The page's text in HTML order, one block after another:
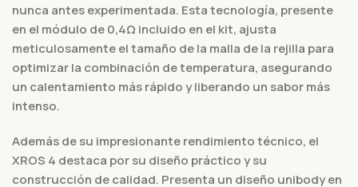
nunca antes experimentada. Esta tecnología, presente
en el módulo de 0,4Ω incluido en el kit, ajusta
meticulosamente el tamaño de la malla de la rejilla para
optimizar la combinación de temperatura, asegurando
un calentamiento más rápido y liberando un sabor más
intenso.
Además de su impresionante rendimiento técnico, el
XROS 4 destaca por su diseño práctico y su
construcción de calidad. Presenta un diseño unibody en